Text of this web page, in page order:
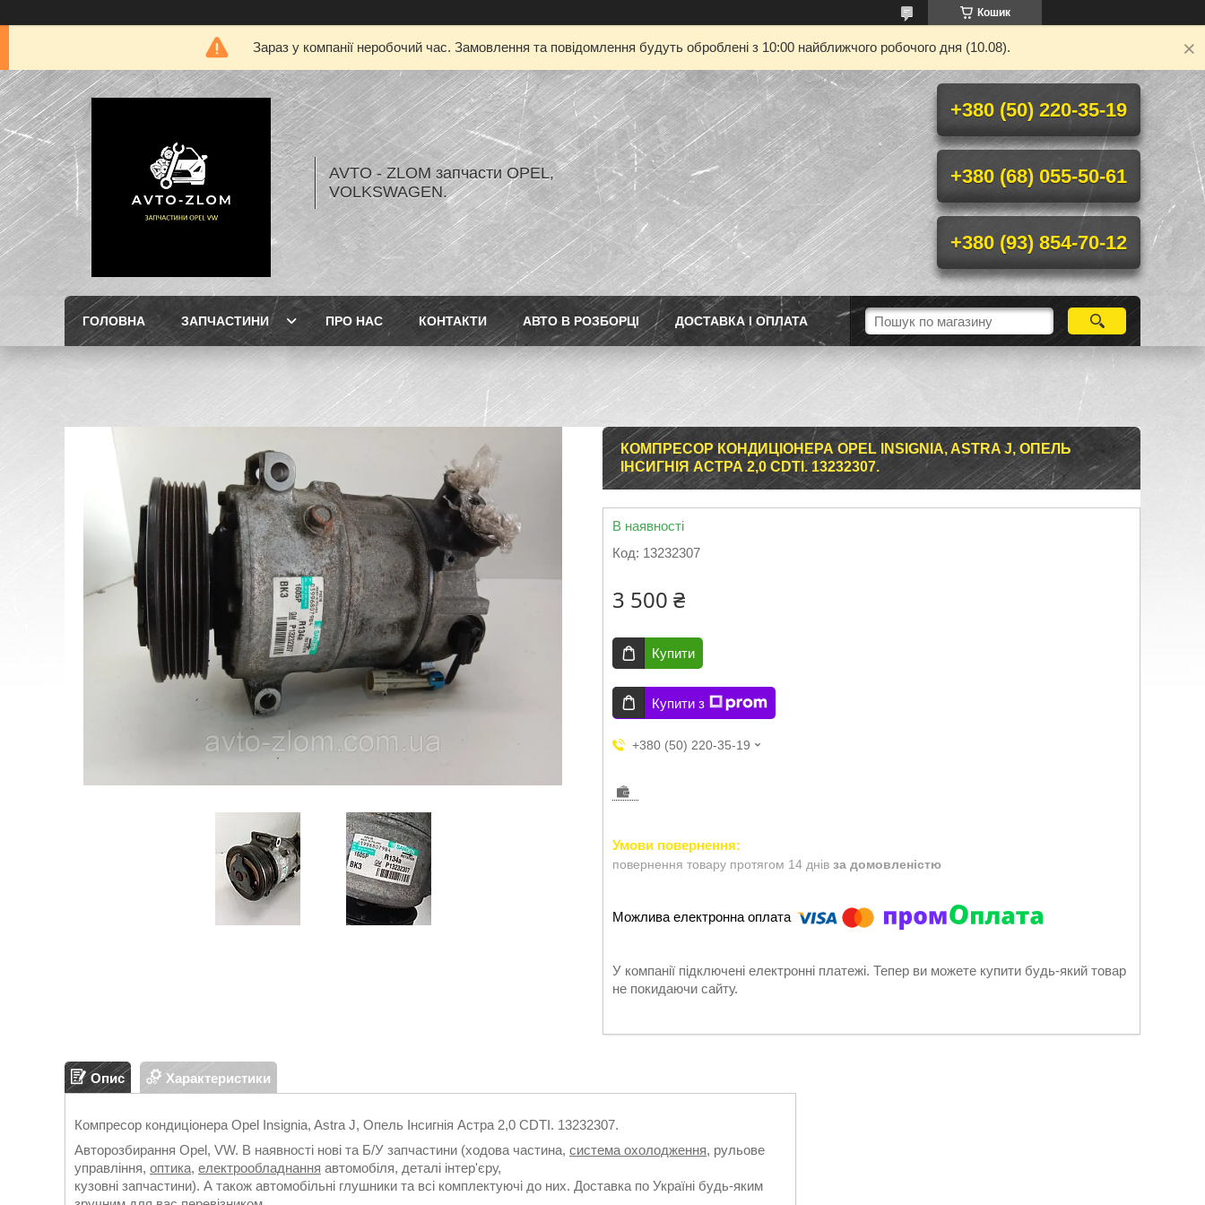
Кошик
Зараз у компанії неробочий час. Замовлення та повідомлення будуть оброблені з 10:00 найближчого робочого дня (10.08).
AVTO - ZLOM запчасти OPEL,
VOLKSWAGEN.
+380 (50) 220-35-19
+380 (68) 055-50-61
+380 (93) 854-70-12
ГОЛОВНА ЗАПЧАСТИНИ ПРО НАС КОНТАКТИ АВТО В РОЗБОРЦІ ДОСТАВКА І ОПЛАТА
КОМПРЕСОР КОНДИЦІОНЕРА OPEL INSIGNIA, ASTRA J, ОПЕЛЬ
ІНСИГНІЯ АСТРА 2,0 CDTI. 13232307.
В наявності
Код: 13232307
3 500 ₴
Купити
Купити з
+380 (50) 220-35-19
повернення товару протягом 14 днів за домовленістю
У компанії підключені електронні платежі. Тепер ви можете купити будь-який товар
не покидаючи сайту.
Опис Характеристики
Компресор кондиціонера Opel Insignia, Astra J, Опель Інсигнія Астра 2,0 CDTI. 13232307.
Авторозбирання Opel, VW. В наявності нові та Б/У запчастини (ходова частина, система охолодження, рульове
управління, оптика, електрообладнання автомобіля, деталі інтер'єру,
кузовні запчастини). А також автомобільні глушники та всі комплектуючі до них. Доставка по Україні будь-яким